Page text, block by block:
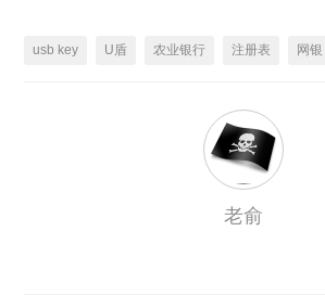
usb key U盾 农业银行 注册表 网银
老俞